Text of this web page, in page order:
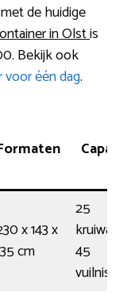
de huidige
in Olstis
Bekijk ook
één dag.
x 143 x
cm
25
45